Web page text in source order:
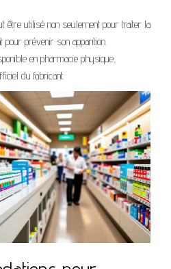
être utilisé non seulement pour traiter la
prévenir son apparition.
en pharmacie physique,
du fabricant.